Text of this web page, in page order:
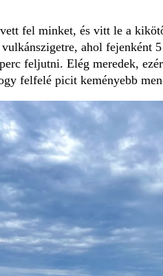
fel minket, és vitt le a
ahol fejenként
feljutni. Elég meredek,
felfelé picit keményebb